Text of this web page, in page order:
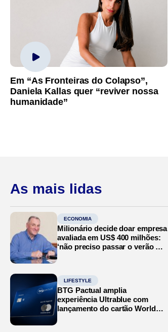
Em “As Fronteiras do Colapso”,
Daniela Kallas quer “reviver nossa
humanidade”
As mais lidas
ECONOMIA
Milionário decide doar empresa
avaliada em US$ 400 milhões:
‘não preciso passar o verão no
LIFESTYLE
BTG Pactual amplia
experiência Ultrablue com
lançamento do cartão World